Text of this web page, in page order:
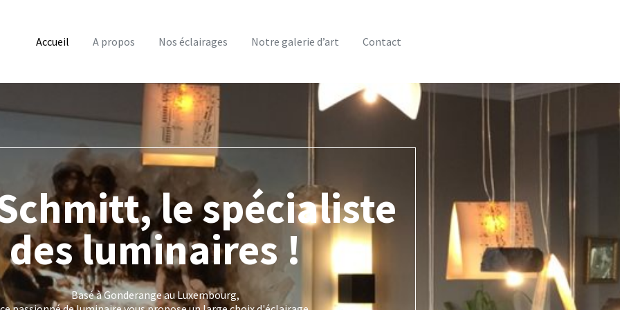
Accueil A propos Nos éclairages Notre galerie d’art Contact
des Métiers d'Art
Venez découvrir nos créations artistiques dans notre atelier !
Sculptures, Objets en verre, Lampes, Articles de maroquinerie &
bien d'autres créations à vous présenter.